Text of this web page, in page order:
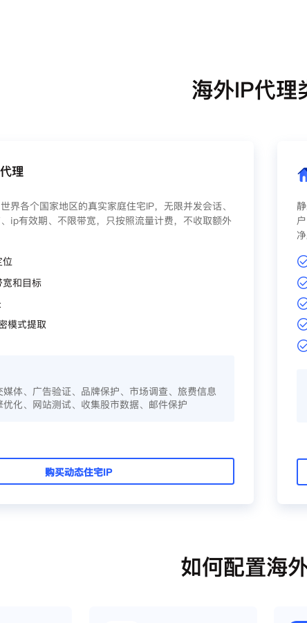
海外IP代理
理
界各个国家地区的真实家庭住宅IP，无限并发会话、
ip有效期、不限带宽，只按照流量计费，不收取额外
位
和目标
模式提取
体、广告验证、品牌保护、市场调查、旅费信息
化、网站测试、收集股市数据、邮件保护
购买动态住宅IP
如何配置海